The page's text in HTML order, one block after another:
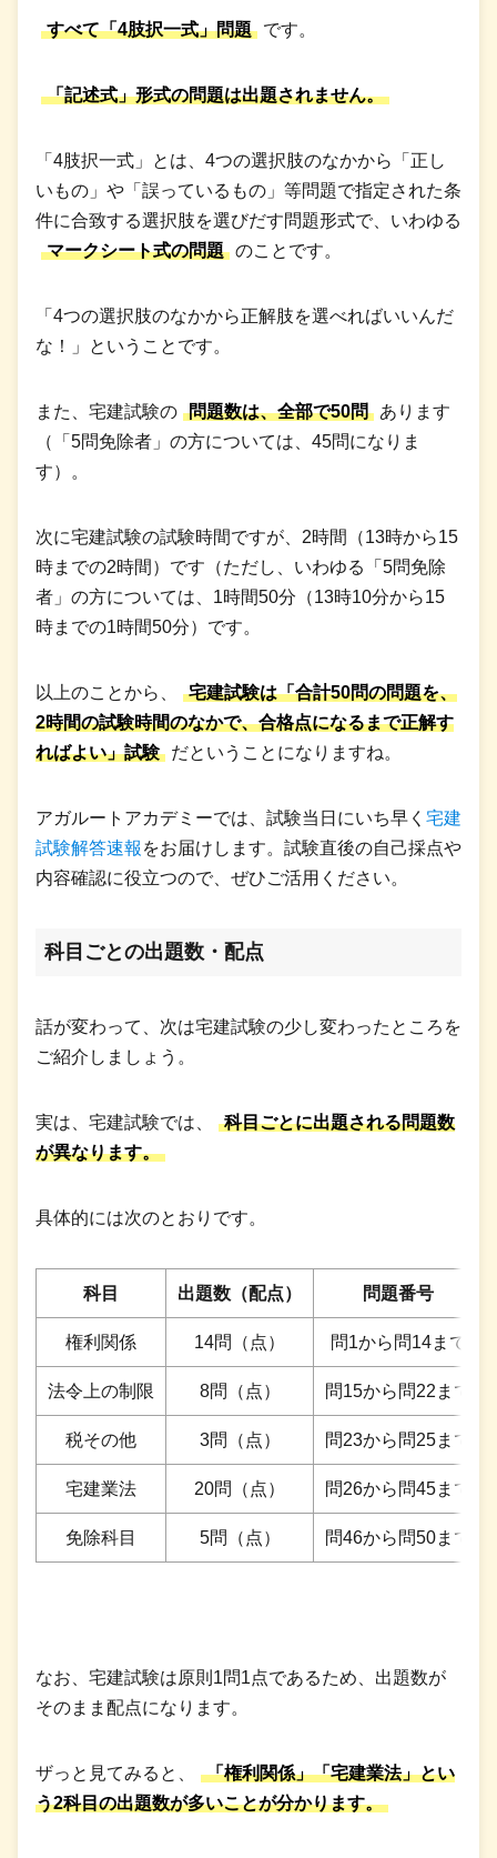
すべて「4肢択一式」問題 です。
「記述式」形式の問題は出題されません。
「4肢択一式」とは、4つの選択肢のなかから「正し
いもの」や「誤っているもの」等問題で指定された条
件に合致する選択肢を選びだす問題形式で、いわゆる
マークシート式の問題 のことです。
「4つの選択肢のなかから正解肢を選べればいいんだ
な！」ということです。
また、宅建試験の 問題数は、全部で50問
あります
（「5問免除者」の方については、45問になりま
す）。
次に宅建試験の試験時間ですが、2時間（13時から15
時までの2時間）です（ただし、いわゆる「5問免除
者」の方については、1時間50分（13時10分から15
時までの1時間50分）です。
以上のことから、
宅建試験は「合計50問の問題を、
2時間の試験時間のなかで、合格点になるまで正解す
ればよい」試験
だということになりますね。
アガルートアカデミーでは、試験当日にいち早く 宅建
試験解答速報 をお届けします。試験直後の自己採点や
内容確認に役立つので、ぜひご活用ください。
科目ごとの出題数・配点
話が変わって、次は宅建試験の少し変わったところを
ご紹介しましょう。
実は、宅建試験では、
科目ごとに出題される問題数
が異なります。
具体的には次のとおりです。
科目 出題数（配点） 問題番号
権利関係 14問（点） 問1から問14まで
法令上の制限 8問（点） 問15から問22まで
税その他 3問（点） 問23から問25まで
宅建業法 20問（点） 問26から問45まで
免除科目 5問（点） 問46から問50まで
なお、宅建試験は原則1問1点であるため、出題数が
そのまま配点になります。
ザっと見てみると、
「権利関係」「宅建業法」とい
う2科目の出題数が多いことが分かります。